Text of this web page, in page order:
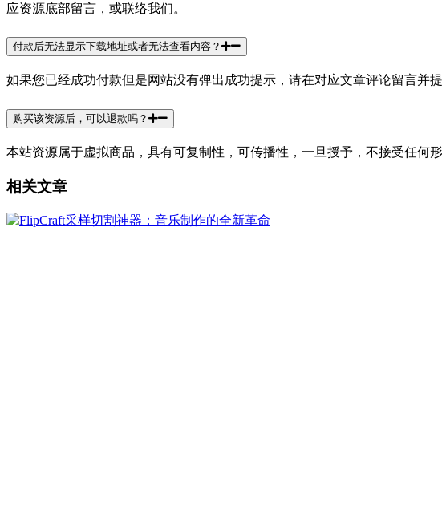
应资源底部留言，或联络我们。
付款后无法显示下载地址或者无法查看内容？
如果您已经成功付款但是网站没有弹出成功提示，请在对应文章评论留言并
购买该资源后，可以退款吗？
本站资源属于虚拟商品，具有可复制性，可传播性，一旦授予，不接受任何
相关文章